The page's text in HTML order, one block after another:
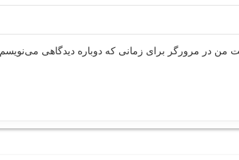
من در مرورگر برای زمانی که دوباره دیدگاهی می‌نویسم.